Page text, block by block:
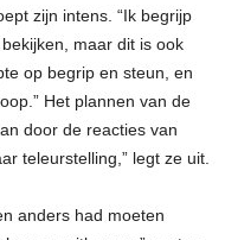
zijn intens. “Ik begrijp
maar dit is ook
op begrip en steun, en
Het plannen van de
door de reacties van
teleurstelling,” legt ze uit.
anders had moeten